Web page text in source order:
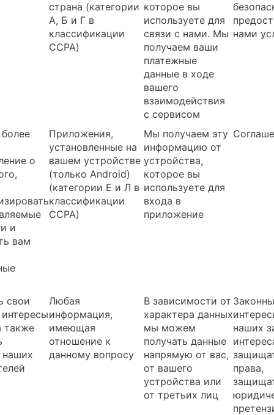
страна (категории
А, Б и Г в
классификации
CCPA)
которое вы
используете для
связи с нами. Мы
получаем ваши
платежные
данные в ходе
вашего
взаимодействия
с сервисом
нами
о
и
вам
Приложения,
установленные на
вашем устройстве
(только Android)
(категории Е и Л в
классификации
CCPA)
Мы получаем эту
информацию от
устройства,
которое вы
используете для
входа в
приложение
свои
также
наших
Любая
информация,
имеющая
отношение к
данному вопросу
В зависимости от
характера данных
мы можем
получать данные
напрямую от вас,
от вашего
устройства или
от третьих лиц
наших
права,